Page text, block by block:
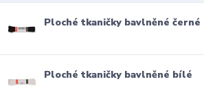
Ploché tkaničky bavlněné černé
Ploché tkaničky bavlněné bílé